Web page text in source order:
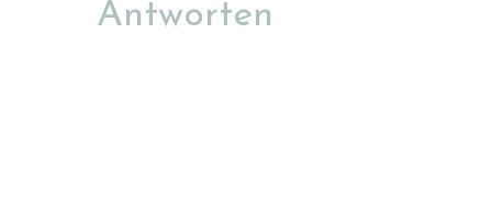
Antworten